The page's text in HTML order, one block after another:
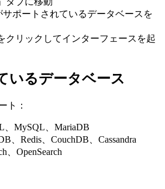
サポートされているデータベースを
クリックしてインターフェースを起
いるデータベース
ト：
、MySQL、MariaDB
、Redis、CouchDB、Cassandra
、OpenSearch